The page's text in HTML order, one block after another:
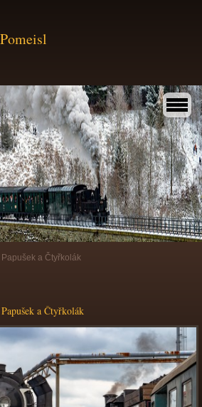
Papušek a Čtyřkolák
Papušek a Čtyřkolák